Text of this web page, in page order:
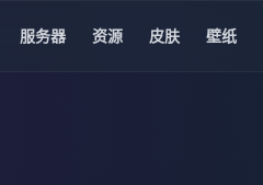
服务器 资源 皮肤 壁纸